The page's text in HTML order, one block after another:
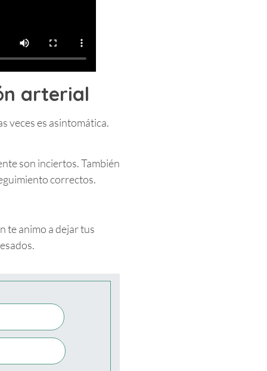
arterial
veces es asintomática.
son inciertos. También
correctos.
te animo a dejar tus